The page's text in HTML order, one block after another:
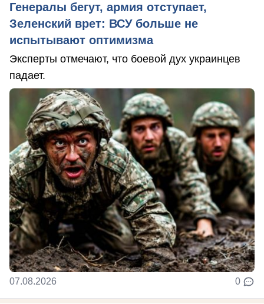
Генералы бегут, армия отступает,
Зеленский врет: ВСУ больше не
испытывают оптимизма
Эксперты отмечают, что боевой дух украинцев
падает.
07.08.2026 0